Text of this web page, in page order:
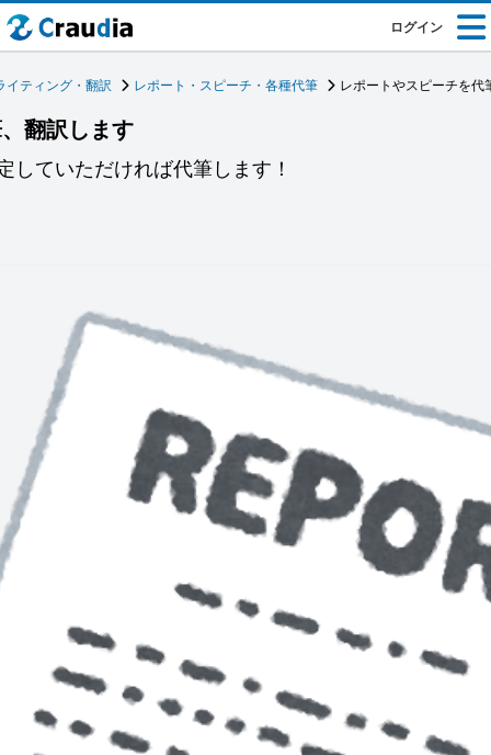
ログイン
イティング・翻訳 レポート・スピーチ・各種代筆 レポートやスピーチを代
翻訳します
していただければ代筆します！